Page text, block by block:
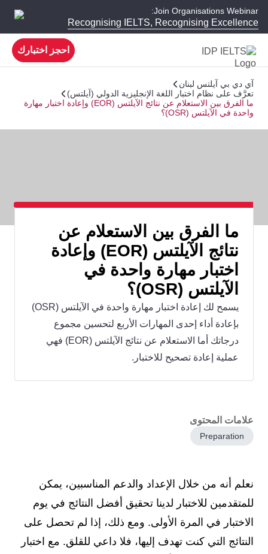
Join Organisations Webinar:
Recognising IELTS, Recognising Excellence
احجز اختبارك
آي دي بي آيلتس لبنان
تعرَّف على نظام اختبار اللغة الإنجليزية الدولي (آيلتس)
ما الفرق بين الاستعلام عن نتائج الآيلتس (EOR) وإعادة اختبار مهارة
واحدة في الآيلتس (OSR)؟
ما الفرق بين الاستعلام عن
نتائج الآيلتس (EOR) وإعادة
اختبار مهارة واحدة في
الآيلتس (OSR)؟
يسمح لك إعادة اختبار مهارة واحدة في الآيلتس (OSR)
بإعادة أداء إحدى المهارات الأربع لتحسين مجموع
درجاتك أما الاستعلام عن نتائج الآيلتس (EOR) فهي
عملية إعادة تصحيح للاختبار.
علامات المحتوى
Preparation
نعلم أنه من خلال الإعداد والدعم المناسبين، يمكن
للمتقدمين للاختبار لدينا تحقيق أفضل النتائج في يوم
الاختبار في المرة الأولى. ومع ذلك، إذا لم تحصل على
النتائج التي كنت تهدف إليها، فلا داعي للقلق. مع اختبار